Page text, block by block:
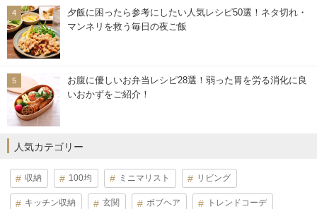
夕飯に困ったら参考にしたい人気レシピ50選！ネタ切れ・
マンネリを救う毎日の夜ご飯
お腹に優しいお弁当レシピ28選！弱った胃を労る消化に良
いおかずをご紹介！
人気カテゴリー
収納 100均 ミニマリスト リビング
キッチン収納 玄関 ボブヘア トレンドコーデ